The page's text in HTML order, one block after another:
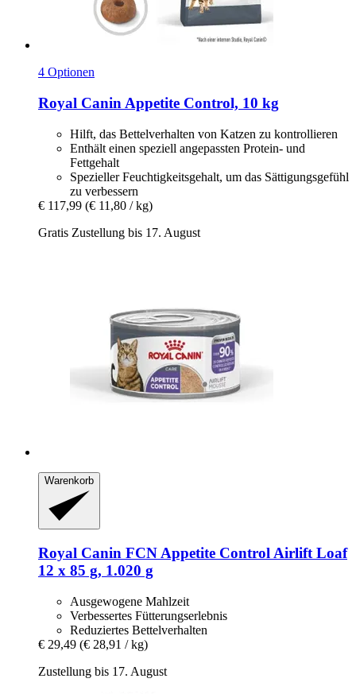
4 Optionen
Royal Canin Appetite Control, 10 kg
Hilft, das Bettelverhalten von Katzen zu kontrollieren
Enthält einen speziell angepassten Protein- und
Fettgehalt
Spezieller Feuchtigkeitsgehalt, um das Sättigungsgefühl
zu verbessern
€ 117,99 (€ 11,80 / kg)
Gratis Zustellung bis 17. August
Warenkorb
Royal Canin FCN Appetite Control Airlift Loaf
12 x 85 g, 1.020 g
Ausgewogene Mahlzeit
Verbessertes Fütterungserlebnis
Reduziertes Bettelverhalten
€ 29,49 (€ 28,91 / kg)
Zustellung bis 17. August